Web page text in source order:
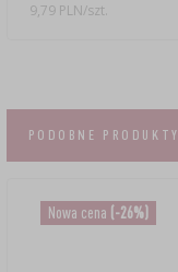
9,79 PLN/szt.
PODOBNE PRODUKTY
Nowa cena (-26%)